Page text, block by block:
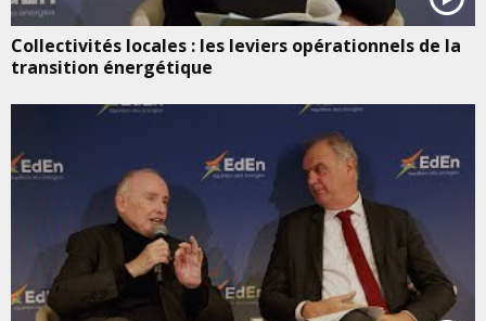
Collectivités locales : les leviers opérationnels de la
transition énergétique